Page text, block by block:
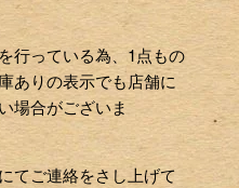
行っている為、1点もの
ありの表示でも店舗に
場合がございま
てご連絡をさし上げて